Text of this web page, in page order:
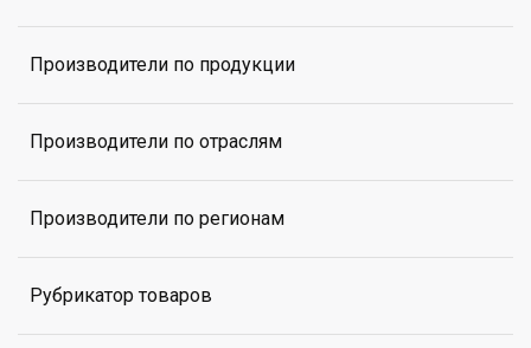
Производители по продукции
Производители по отраслям
Производители по регионам
Рубрикатор товаров